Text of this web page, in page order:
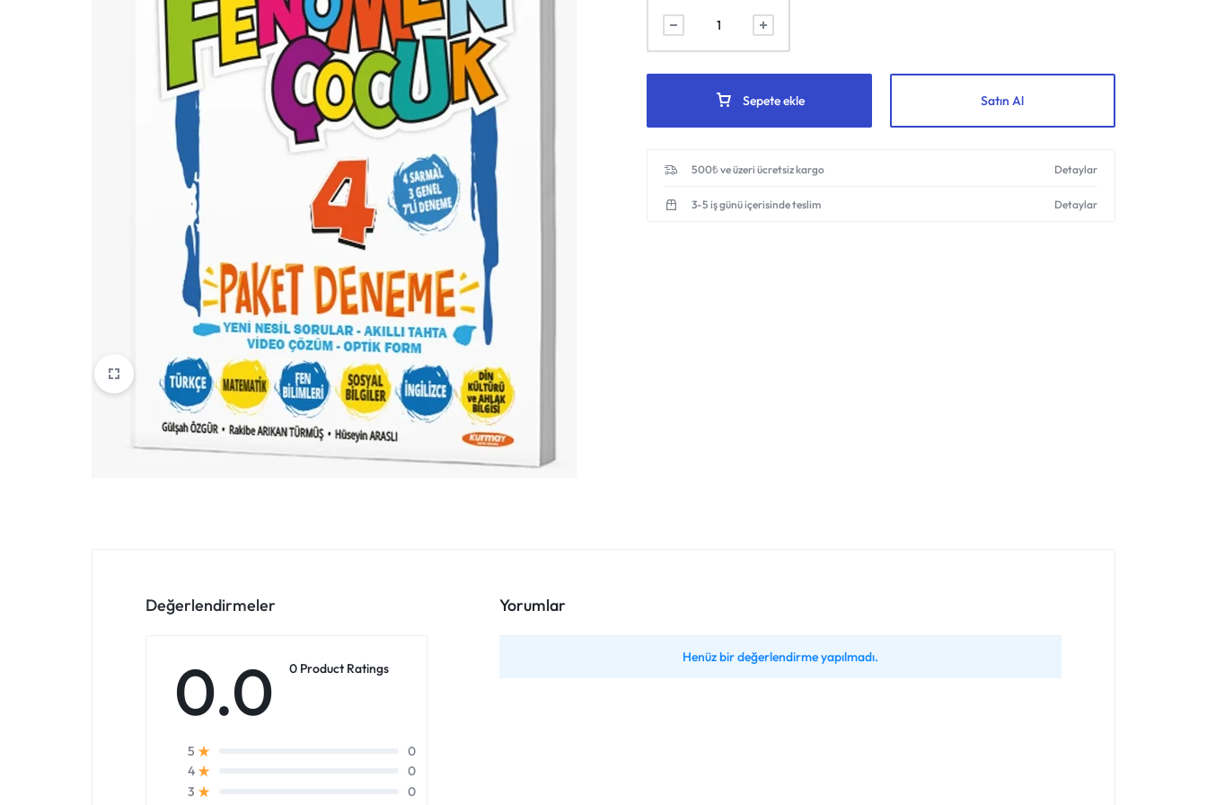
Giriş yap
WOW English
Fenomen Haftalık Süreç İzleme
Fenomen Minik
Sepete ekle Satın Al
500₺ ve üzeri ücretsiz kargo Detaylar
3-5 iş günü içerisinde teslim Detaylar
Değerlendirmeler
0.0 0 Product Ratings
5
0
4
0
3
0
Yorumlar
Henüz bir değerlendirme yapılmadı.